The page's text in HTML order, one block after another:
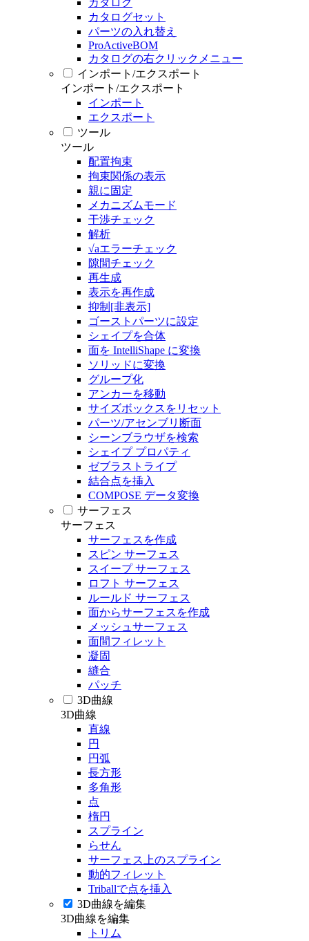
カタログ
カタログセット
パーツの入れ替え
ProActiveBOM
カタログの右クリックメニュー
インポート/エクスポート
インポート/エクスポート
インポート
エクスポート
ツール
ツール
配置拘束
拘束関係の表示
親に固定
メカニズムモード
干渉チェック
解析
√aエラーチェック
隙間チェック
再生成
表示を再作成
抑制[非表示]
ゴーストパーツに設定
シェイプを合体
面を IntelliShape に変換
ソリッドに変換
グループ化
アンカーを移動
サイズボックスをリセット
パーツ/アセンブリ断面
シーンブラウザを検索
シェイプ プロパティ
ゼブラストライプ
結合点を挿入
COMPOSE データ変換
サーフェス
サーフェス
サーフェスを作成
スピン サーフェス
スイープ サーフェス
ロフト サーフェス
ルールド サーフェス
面からサーフェスを作成
メッシュサーフェス
面間フィレット
凝固
縫合
パッチ
3D曲線
3D曲線
直線
円
円弧
長方形
多角形
点
楕円
スプライン
らせん
サーフェス上のスプライン
動的フィレット
Triballで点を挿入
3D曲線を編集
3D曲線を編集
トリム